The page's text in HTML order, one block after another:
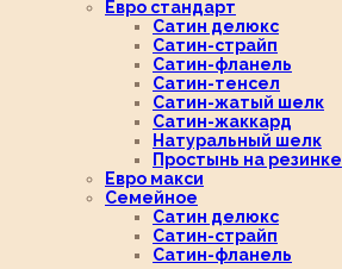
Евро стандарт
Сатин делюкс
Сатин-страйп
Сатин-фланель
Сатин-тенсел
Сатин-жатый шелк
Сатин-жаккард
Натуральный шелк
Простынь на резинке
Евро макси
Семейное
Сатин делюкс
Сатин-страйп
Сатин-фланель